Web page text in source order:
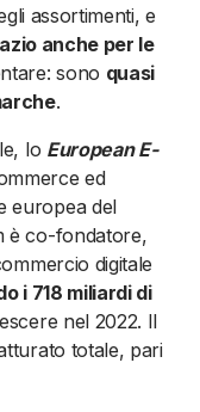
assortimenti, e
anche per le
sono quasi
.
lo European E-
ed
europea del
è co-fondatore,
digitale
i 718 miliardi di
nel 2022. Il
totale, pari